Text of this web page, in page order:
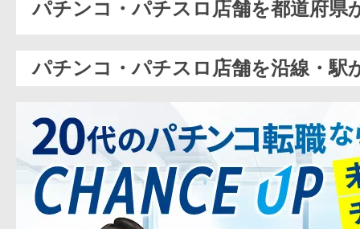
パチンコ・パチスロ店舗を都道府県
パチンコ・パチスロ店舗を沿線・駅